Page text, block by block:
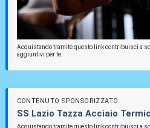
Acquistando tramite questo link contribuisci a
aggiuntivi per te.
CONTENUTO SPONSORIZZATO
SS Lazio Tazza Acciaio
Acquistando tramite questo link contribuisci a